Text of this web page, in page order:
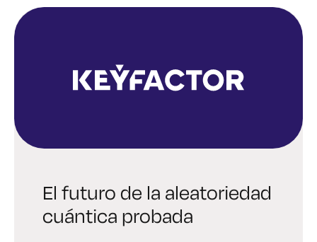
El futuro de la aleatoriedad
cuántica probada